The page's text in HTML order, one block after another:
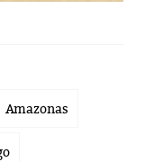
Amazonas